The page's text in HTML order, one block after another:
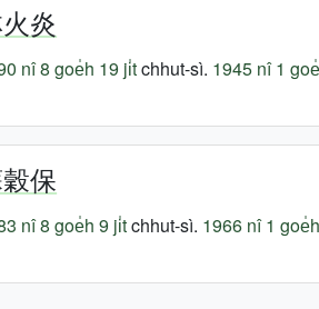
炎
nî8 goe̍h 19 ji̍tchhut-sì. 1945 nî 1
保
nî8 goe̍h 9 ji̍tchhut-sì. 1966 nî 1